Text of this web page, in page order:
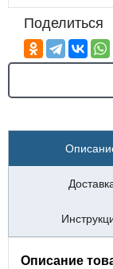
Поделиться
Описание